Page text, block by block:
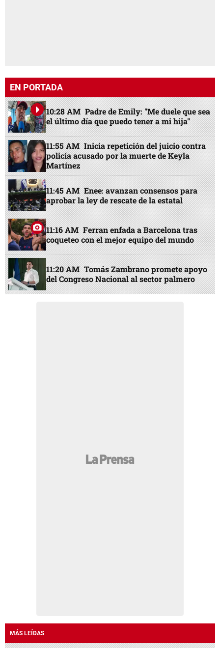
EN PORTADA
10:28 AM Padre de Emily: "Me duele que sea
el último día que puedo tener a mi hija"
11:55 AM Inicia repetición del juicio contra
policía acusado por la muerte de Keyla
Martínez
11:45 AM Enee: avanzan consensos para
aprobar la ley de rescate de la estatal
11:16 AM Ferran enfada a Barcelona tras
coqueteo con el mejor equipo del mundo
11:20 AM Tomás Zambrano promete apoyo
del Congreso Nacional al sector palmero
MÁS LEÍDAS